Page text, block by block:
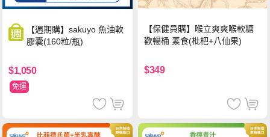
【週期購】sakuyo 魚油軟
膠囊(160粒/瓶)
$1,050
免運
【保健員購】喉立爽爽喉軟糖
歡暢桶 素食(枇杷+八仙果)
$349